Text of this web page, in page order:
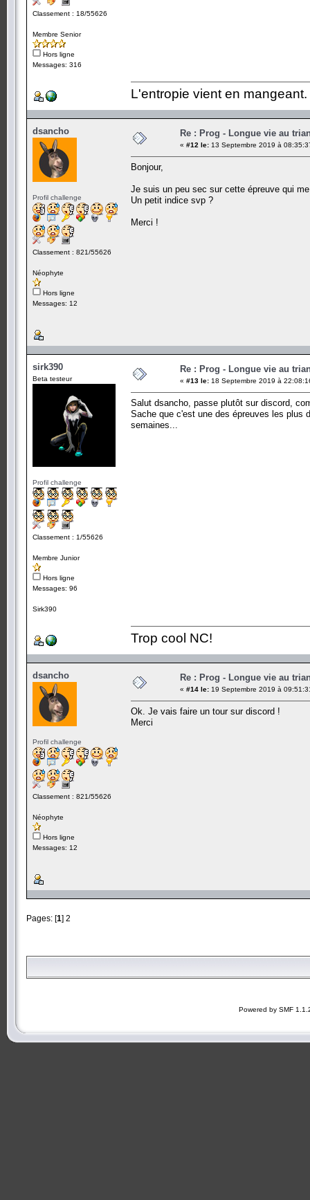
Classement : 18/55626
Membre Senior
Hors ligne
Messages: 316
L'entropie vient en mangeant.
dsancho
Profil challenge
Classement : 821/55626
Néophyte
Hors ligne
Messages: 12
Re : Prog - Longue vie au
« #12 le: 13 Septembre 2019 à
Bonjour,
Je suis un peu sec sur cette épreuve qui
Un petit indice svp ?
Merci !
sirk390
Beta testeur
Profil challenge
Classement : 1/55626
Membre Junior
Hors ligne
Messages: 96
Sirk390
Re : Prog - Longue vie au
« #13 le: 18 Septembre 2019 à
Salut dsancho, passe plutôt sur discord,
Sache que c'est une des épreuves les plus
semaines...
Trop cool NC!
dsancho
Profil challenge
Classement : 821/55626
Néophyte
Hors ligne
Messages: 12
Re : Prog - Longue vie au
« #14 le: 19 Septembre 2019 à
Ok. Je vais faire un tour sur discord !
Merci
Pages: [1] 2
Powered by SMF